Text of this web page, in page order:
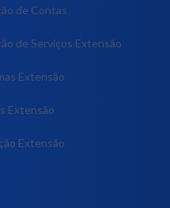
de Contas
de Serviços Extensão
Extensão
Extensão
Extensão